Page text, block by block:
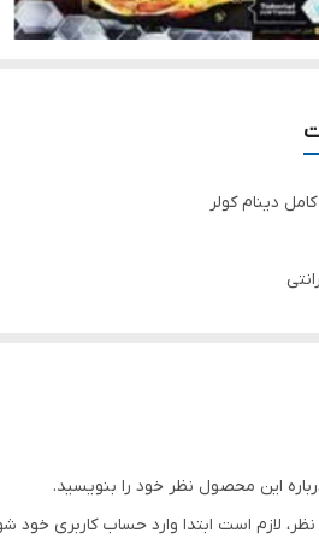
دینام کولر
این محصول نظر خود را بنویسید.
لازم است ابتدا وارد حساب کاربری خود